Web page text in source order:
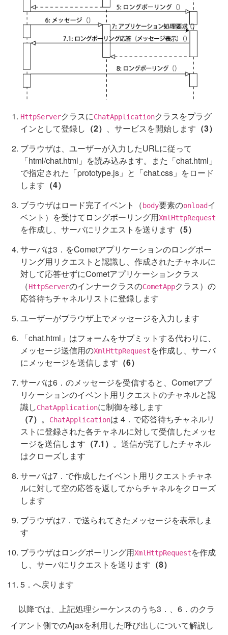
HttpServerクラスにChatApplicationクラスをプラグ
インとして登録し （2） 、サービスを開始します （3）
ブラウザは、ユーザーが入力したURLに従って
「html/chat.html」を読み込みます。また「chat.html」
で指定された「prototype.js」と「chat.css」をロード
します （4）
ブラウザはロード完了イベント（ body要素のonloadイ
ベント）を受けてロングポーリング用XmlHttpRequest
を作成し、サーバにリクエストを送ります （5）
サーバは3．をCometアプリケーションのロングポー
リング用リクエストと認識し、作成されたチャネルに
対して応答せずにCometアプリケーションクラス
（HttpServerのインナークラスのCometAppクラス）の
応答待ちチャネルリストに登録します
ユーザーがブラウザ上でメッセージを入力します
「chat.html」はフォームをサブミットする代わりに、
メッセージ送信用のXmlHttpRequestを作成し、サーバ
にメッセージを送信します （6）
サーバは6．のメッセージを受信すると、Cometアプ
リケーションのイベント用リクエストのチャネルと認
識しChatApplicationに制御を移します
（7） 。 ChatApplicationは 4．で応答待ちチャネルリ
ストに登録された各チャネルに対して受信したメッセ
ージを送信します （7.1） 。送信が完了したチャネル
はクローズします
サーバは7．で作成したイベント用リクエストチャネ
ルに対して空の応答を返してからチャネルをクローズ
します
ブラウザは7．で送られてきたメッセージを表示しま
す
ブラウザはロングポーリング用XmlHttpRequestを作成
し、サーバにリクエストを送ります （8）
5．へ戻ります
以降では、上記処理シーケンスのうち3．、6．のクラ
イアント側でのAjaxを利用した呼び出しについて解説し